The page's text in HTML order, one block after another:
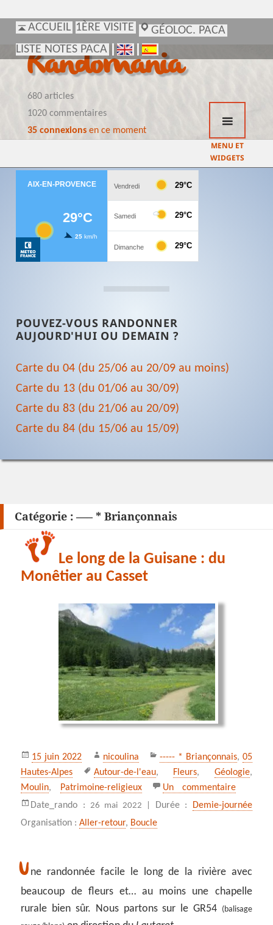
ACCUEIL 1ÈRE VISITE
GÉOLOC. PACA
LISTE NOTES PACA
Randomania
680 articles
1020 commentaires
35 connexionsen ce moment
MENU ET
WIDGETS
POUVEZ-VOUS RANDONNER
AUJOURD'HUI OU DEMAIN ?
Carte du 04 (du 25/06 au 20/09 au moins)
Carte du 13 (du 01/06 au 30/09)
Carte du 83 (du 21/06 au 20/09)
Carte du 84 (du 15/06 au 15/09)
ACCUEIL 1ÈRE VISITE
GÉOLOC. PACA
LISTE NOTES PACA
Catégorie : —– * Briançonnais
Le long de la Guisane : du
Monêtier au Casset
Publié
le
15 juin 2022 Auteur
nicoulina Catégories
----- * Briançonnais, 05
Hautes-Alpes
Mots-
clés
Autour-de-l'eau, Fleurs, Géologie,
Moulin, Patrimoine-religieux Un commentairesur Le
Date_rando : 26 mai 2022 | Durée : Demie-journée
Organisation :Aller-retour, Boucle
U ne randonnée facile le long de la rivière avec
beaucoup de fleurs et… au moins une chapelle
rurale bien sûr. Nous partons sur le GR54 (balisage